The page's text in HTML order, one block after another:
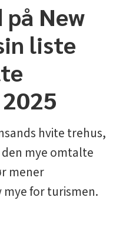
New
liste
hvite trehus,
mye omtalte
mener
for turismen.